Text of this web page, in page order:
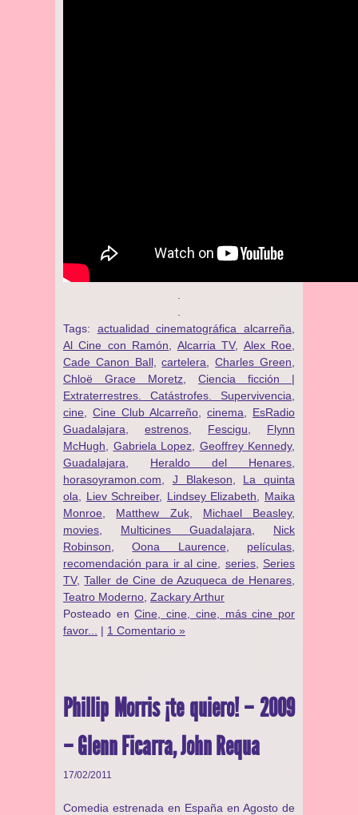
Tags: actualidad cinematográfica alcarreña
Al Cine con Ramón
Alcarria TV, Alex Roe
Cade Canon Ball,cartelera ,Charles Green
Chloë Grace Moretz
Ciencia ficción |
Extraterrestres. Catástrofes. Supervivencia
cine
Cine Club Alcarreño cinema
EsRadio
Guadalajara
estrenos Fescigu
Flynn
McHugh
Gabriela Lopez Geoffrey Kennedy,
Guadalajara
Heraldo del Henares
horasoyramon.com
J Blakeson
La quinta
ola
Liev Schreiber, Lindsey Elizabeth
Maika
Monroe
Matthew Zuk, Michael Beasley,
movies
Multicines Guadalajara
Nick
Robinson ,Oona Laurence películas
recomendación para ir al cine
series, Series
TV,Taller de Cine de Azuqueca de Henares
Teatro Moderno Zackary Arthur
Posteado enCine, cine, cine, más cine por
favor...
| 1 Comentario »
Phillip Morris ¡te quiero! – 2009
– Glenn Ficarra, John Requa
17/02/2011
Comedia estrenada en España en Agosto de